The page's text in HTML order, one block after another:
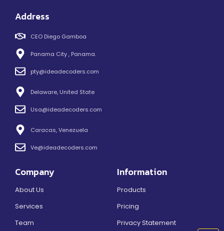
Address
CEO Diego Gamboa
Panama City , Panama.
pty@ideadecoders.com
Delaware, United State
Usa@ideadecoders.com
Caracas, Venezuela
Ve@ideadecoders.com
Company
About Us
Services
Team
Information
Products
Pricing
Privacy Statement